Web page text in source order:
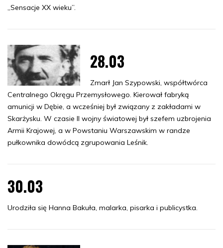
„Sensacje XX wieku”.
28.03
Zmarł Jan Szypowski, współtwórca
Centralnego Okręgu Przemysłowego. Kierował fabryką
amunicji w Dębie, a wcześniej był związany z zakładami w
Skarżysku. W czasie II wojny światowej był szefem uzbrojenia
Armii Krajowej, a w Powstaniu Warszawskim w randze
pułkownika dowódcą zgrupowania Leśnik.
30.03
Urodziła się Hanna Bakuła, malarka, pisarka i publicystka.